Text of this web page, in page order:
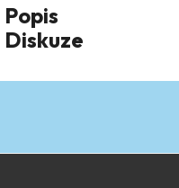
Popis
Diskuze